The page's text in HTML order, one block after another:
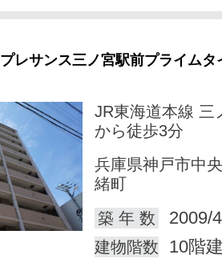
プレサンス三ノ宮駅前プライムタ
JR東海道本線 三
から徒歩3分
兵庫県神戸市中
緒町
築 年 数
2009/
建物階数 10階